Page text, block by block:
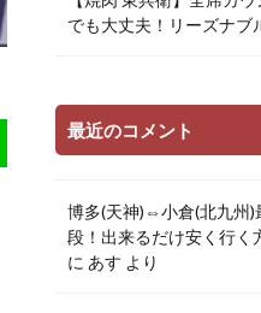
でも大丈夫！リーズナブ
最近のコメント
博多(天神)⇔小倉(北九州)
段！出来るだけ安く行く
に あす より